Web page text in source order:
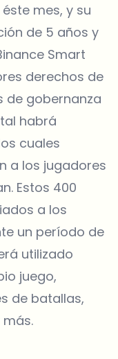
mes, y su
de 5 años y
Smart
derechos de
de gobernanza
habrá
cuales
a los jugadores
Estos 400
a los
un período de
utilizado
juego,
de batallas,